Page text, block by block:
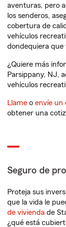
aventuras, pero
los senderos,
cobertura de
vehículos
dondequiera que
¿Quiere más
Parsippany, NJ,
vehículos
Llame o envíe un
obtener una
Seguro de
Proteja sus
que la vida le
de vivienda de
¿qué está